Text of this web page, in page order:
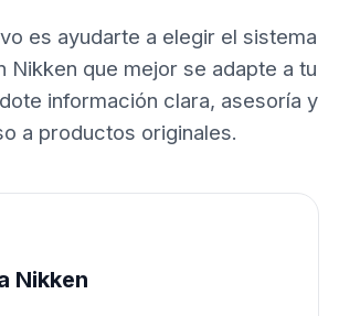
es ayudarte a elegir el sistema
Nikken que mejor se adapte a tu
información clara, asesoría y
a productos originales.
Nikken